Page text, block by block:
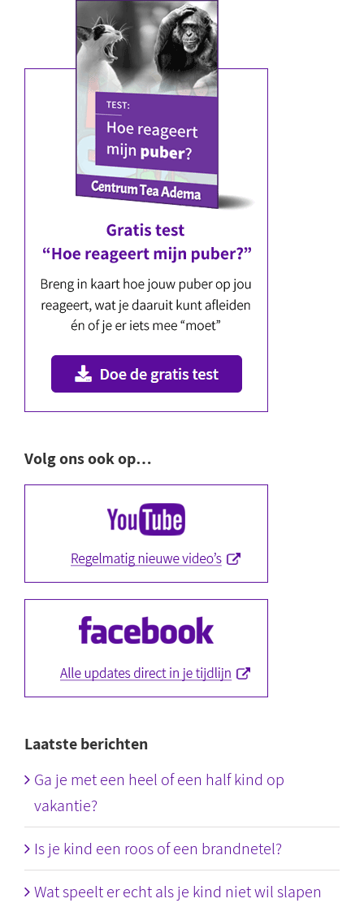
Volg ons ook op…
Laatste berichten
Ga je met een heel of een half kind op
vakantie?
Is je kind een roos of een brandnetel?
Wat speelt er echt als je kind niet wil slapen